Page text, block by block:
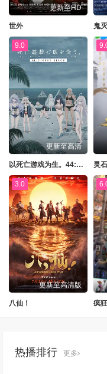
更新至HD
世外
9.0
更新至高清
以死亡游戏为生。44:CLOUDYBEACH 灵
3.0
更新至高清版
八仙！ 疯
热播排行 更多